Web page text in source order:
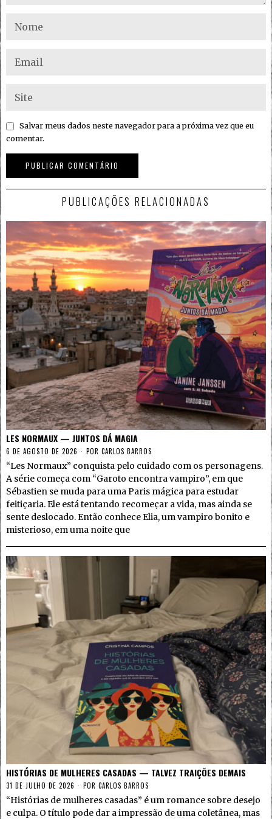
Salvar meus dados neste navegador para a próxima vez que eu
comentar.
PUBLICAÇÕES RELACIONADAS
LES NORMAUX — JUNTOS DÁ MAGIA
6 DE AGOSTO DE 2026 POR CARLOS BARROS
“Les Normaux” conquista pelo cuidado com os personagens.
A série começa com “Garoto encontra vampiro”, em que
Sébastien se muda para uma Paris mágica para estudar
feitiçaria. Ele está tentando recomeçar a vida, mas ainda se
sente deslocado. Então conhece Elia, um vampiro bonito e
misterioso, em uma noite que
HISTÓRIAS DE MULHERES CASADAS — TALVEZ TRAIÇÕES DEMAIS
31 DE JULHO DE 2026 POR CARLOS BARROS
“Histórias de mulheres casadas” é um romance sobre desejo
e culpa. O título pode dar a impressão de uma coletânea, mas